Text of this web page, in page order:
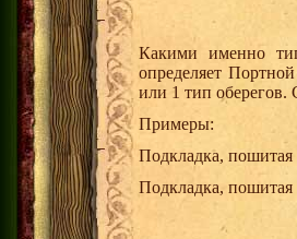
Какими именно
определяет
или 1 тип оберегов.
Примеры:
Подкладка, пошитая
Подкладка, пошитая